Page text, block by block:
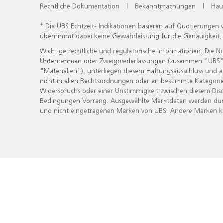
Rechtliche Dokumentation | Bekanntmachungen |
* Die UBS Echtzeit- Indikationen basieren auf
übernimmt dabei keine Gewährleistung für die
Wichtige rechtliche und regulatorische Informationen. Die
Unternehmen oder Zweigniederlassungen (zusammen
"Materialien"), unterliegen diesem Haftungsausschluss
nicht in allen Rechtsordnungen oder an bestimmte
Widerspruchs oder einer Unstimmigkeit zwischen diesem
Bedingungen Vorrang. Ausgewählte Marktdaten werden
und nicht eingetragenen Marken von UBS. Andere Marken